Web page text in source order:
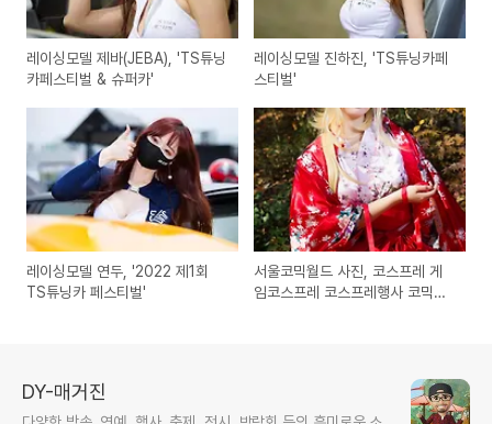
레이싱모델 제바(JEBA), 'TS튜닝
카페스티벌 & 슈퍼카'
레이싱모델 진하진, 'TS튜닝카페
스티벌'
레이싱모델 연두, '2022 제1회
TS튜닝카 페스티벌'
서울코믹월드 사진, 코스프레 게
임코스프레 코스프레행사 코믹월
DY-매거진